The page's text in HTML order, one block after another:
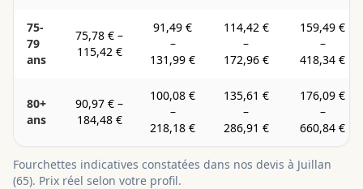
75-
79
ans
75,78 € –
115,42 €
91,49 €
–
131,99 €
114,42 €
–
172,96 €
159,49 €
–
418,34 €
80+
ans
90,97 € –
184,48 €
100,08 €
–
218,18 €
135,61 €
–
286,91 €
176,09 €
–
660,84 €
Fourchettes indicatives constatées dans nos devis à Juillan
(65). Prix réel selon votre profil.